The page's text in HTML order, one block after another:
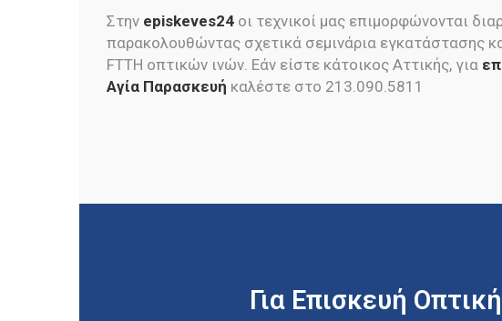
Στην episkeves24 οι τεχνικοί μας επιμορφώνονται
παρακολουθώντας σχετικά σεμινάρια εγκατάστασης
FTTH οπτικών ινών. Εάν είστε κάτοικος Αττικής, για
Αγία Παρασκευή καλέστε στο 213.090.5811
Για Επισκευή